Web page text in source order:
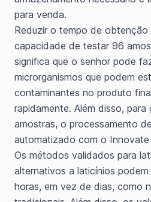
para venda.
Reduzir o tempo de
capacidade de testar 96
significa que o senhor pode
microrganismos que podem
contaminantes no produto
rapidamente. Além disso, para
amostras, o processamento
automatizado com o Innovate
Os métodos validados para
alternativos a laticínios
horas, em vez de dias, como